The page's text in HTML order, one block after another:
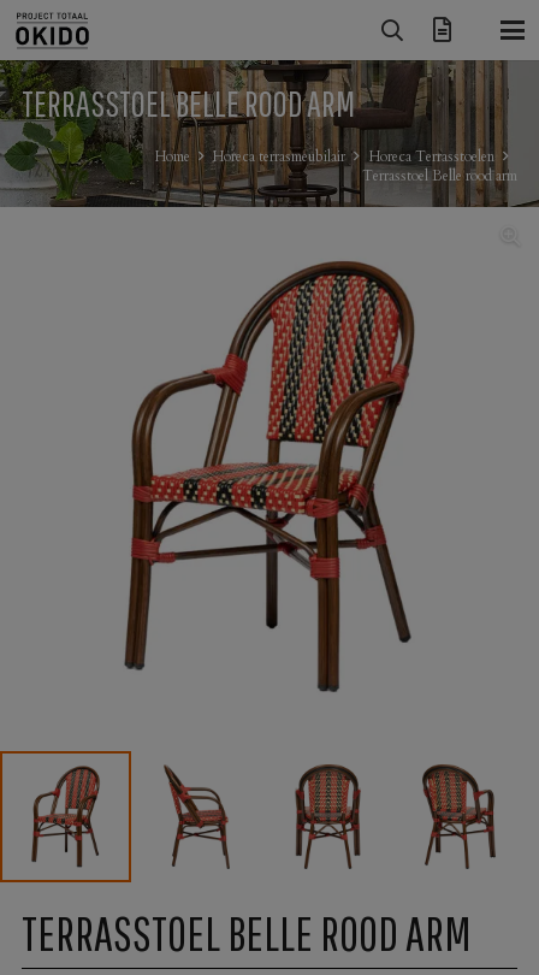
TERRASSTOEL BELLE ROOD ARM
Home Horeca terrasmeubilair
Horeca Terrasstoelen
Terrasstoel Belle rood arm
TERRASSTOEL BELLE ROOD ARM